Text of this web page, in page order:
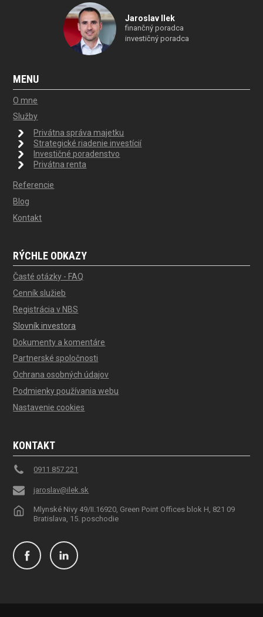
Jaroslav Ilek
finančný poradca
investičný poradca
MENU
O mne
Služby
Privátna správa majetku
Strategické riadenie investícií
Investičné poradenstvo
Privátna renta
Referencie
Blog
Kontakt
RÝCHLE ODKAZY
Časté otázky - FAQ
Cenník služieb
Registrácia v NBS
Slovník investora
Dokumenty a komentáre
Partnerské spoločnosti
Ochrana osobných údajov
Podmienky používania webu
Nastavenie cookies
KONTAKT
0911 857 221
jaroslav@ilek.sk
Mlynské Nivy 49/II.16920, Green Point Offices blok H, 821 09
Bratislava, 15. poschodie